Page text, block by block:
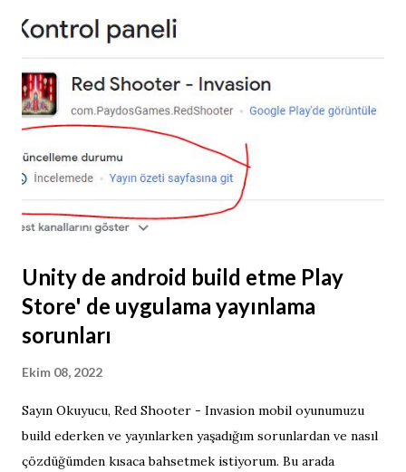
Unity de android build etme Play
Store' de uygulama yayınlama
sorunları
Ekim 08, 2022
Sayın Okuyucu, Red Shooter - Invasion mobil oyunumuzu
build ederken ve yayınlarken yaşadığım sorunlardan ve nasıl
çözdüğümden kısaca bahsetmek istiyorum. Bu arada